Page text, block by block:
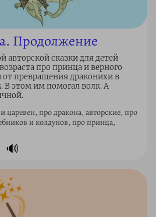
Продолжение
сказки для детей
про принца и верного
от превращения драконихи в
этом им помогал волк. А
царевен, про дракона, авторские, про
и колдунов, про принца,
🔊